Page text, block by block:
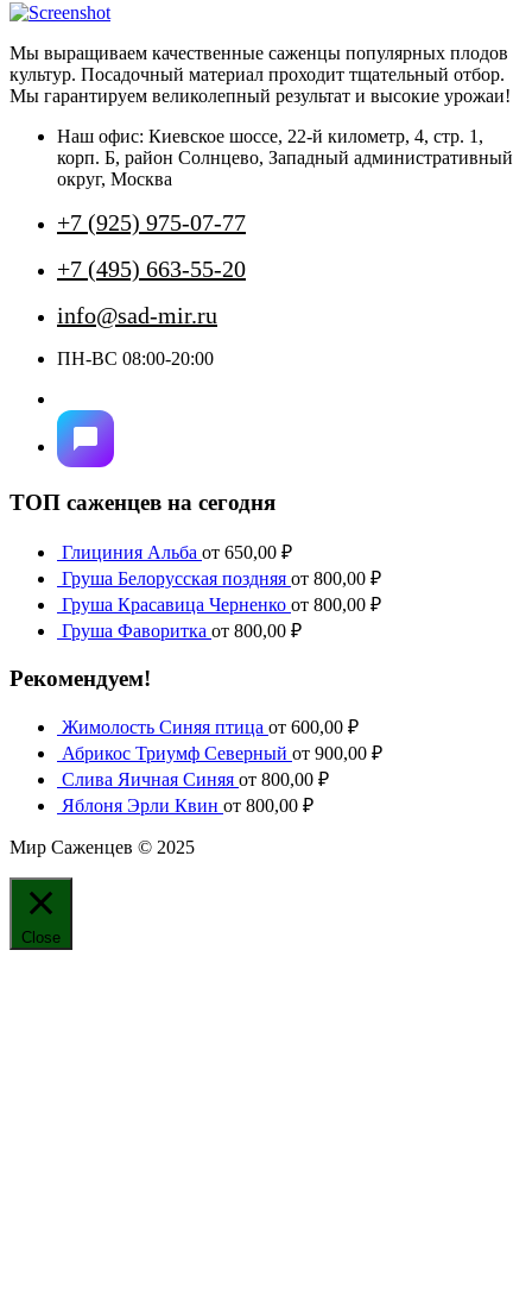
вариаций.
Опции
можно
на
странице
Мы выращиваем качественные саженцы популярных плодов
культур. Посадочный материал проходит тщательный отбор.
Мы гарантируем великолепный результат и высокие урожаи!
Наш офис: Киевское шоссе, 22-й километр, 4, стр. 1,
корп. Б, район Солнцево, Западный административный
округ, Москва
+7 (925) 975-07-77
+7 (495) 663-55-20
info@sad-mir.ru
ПН-ВС 08:00-20:00
ТОП саженцев на сегодня
Глициния Альба от 650,00 ₽
Груша Белорусская поздняя от 800,00 ₽
Груша Красавица Черненко от 800,00 ₽
Груша Фаворитка от 800,00 ₽
Рекомендуем!
Жимолость Синяя птица от 600,00 ₽
Абрикос Триумф Северный от 900,00 ₽
Слива Яичная Синяя от 800,00 ₽
Яблоня Эрли Квин от 800,00 ₽
Мир Саженцев © 2025
Close